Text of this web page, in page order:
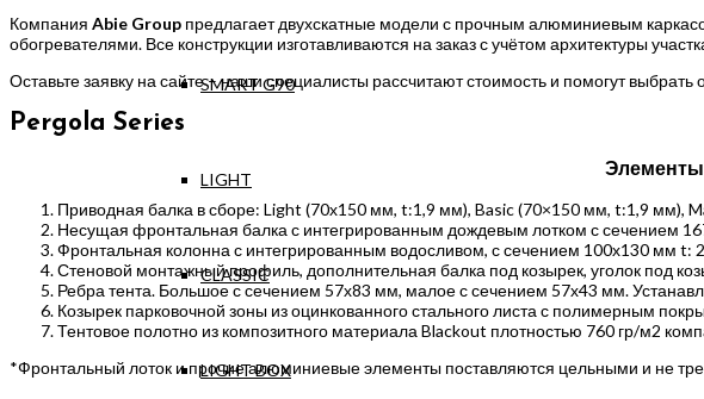
SMART G90
LIGHT
CLASSIC
LIGHT BOX
Компания Abie Group предлагает двухскатные модели с прочным алюминиевым
обогревателями. Все конструкции изготавливаются на заказ с учётом архитектуры
Оставьте заявку на сайте – наши специалисты рассчитают стоимость и помогут
Pergola Series
Элементы
Приводная балка в сборе: Light (70х150 мм, t:1,9 мм), Basic (70×150 мм, t:1,9 мм),
Несущая фронтальная балка с интегрированным дождевым лотком с сечением
Фронтальная колонна с интегрированным водосливом, с сечением 100х130 мм
Стеновой монтажный профиль, дополнительная балка под козырек, уголок под
Ребра тента. Большое с сечением 57х83 мм, малое с сечением 57х43 мм.
Козырек парковочной зоны из оцинкованного стального листа с полимерным
Тентовое полотно из композитного материала Blackout плотностью 760 гр/м2
*Фронтальный лоток и прочие алюминиевые элементы поставляются цельными и не